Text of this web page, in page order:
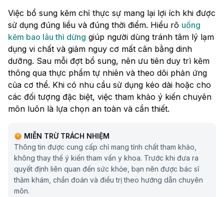
Việc bổ sung kẽm chỉ thực sự mang lại lợi ích khi được
sử dụng đúng liều và đúng thời điểm. Hiểu rõ uống
kẽm bao lâu thì dừng giúp người dùng tránh tâm lý lạm
dụng vi chất và giảm nguy cơ mất cân bằng dinh
dưỡng. Sau mỗi đợt bổ sung, nên ưu tiên duy trì kẽm
thông qua thực phẩm tự nhiên và theo dõi phản ứng
của cơ thể. Khi có nhu cầu sử dụng kéo dài hoặc cho
các đối tượng đặc biệt, việc tham khảo ý kiến chuyên
môn luôn là lựa chọn an toàn và cần thiết.
MIỄN TRỪ TRÁCH NHIỆM
Thông tin được cung cấp chỉ mang tính chất tham khảo,
không thay thế ý kiến tham vấn y khoa. Trước khi đưa ra
quyết định liên quan đến sức khỏe, bạn nên được bác sĩ
thăm khám, chẩn đoán và điều trị theo hướng dẫn chuyên
môn.